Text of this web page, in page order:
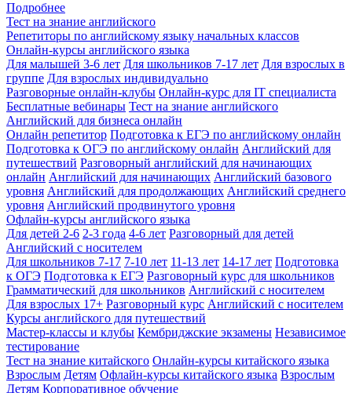
Подробнее
Тест на знание английского
Репетиторы по английскому языку начальных классов
Онлайн-курсы английского языка
Для малышей 3-6 лет Для школьников 7-17 лет Для взрослых в
группе Для взрослых индивидуально
Разговорные онлайн-клубы Онлайн-курс для IT специалиста
Бесплатные вебинары Тест на знание английского
Английский для бизнеса онлайн
Онлайн репетитор Подготовка к ЕГЭ по английскому онлайн
Подготовка к ОГЭ по английскому онлайн Английский для
путешествий Разговорный английский для начинающих
онлайн Английский для начинающих Английский базового
уровня Английский для продолжающих Английский среднего
уровня Английский продвинутого уровня
Офлайн-курсы английского языка
Для детей 2-6 2-3 года 4-6 лет Разговорный для детей
Английский с носителем
Для школьников 7-17 7-10 лет 11-13 лет 14-17 лет Подготовка
к ОГЭ Подготовка к ЕГЭ Разговорный курс для школьников
Грамматический для школьников Английский с носителем
Для взрослых 17+ Разговорный курс Английский с носителем
Курсы английского для путешествий
Мастер-классы и клубы Кембриджские экзамены Независимое
тестирование
Тест на знание китайского Онлайн-курсы китайского языка
Взрослым Детям Офлайн-курсы китайского языка Взрослым
Детям Корпоративное обучение